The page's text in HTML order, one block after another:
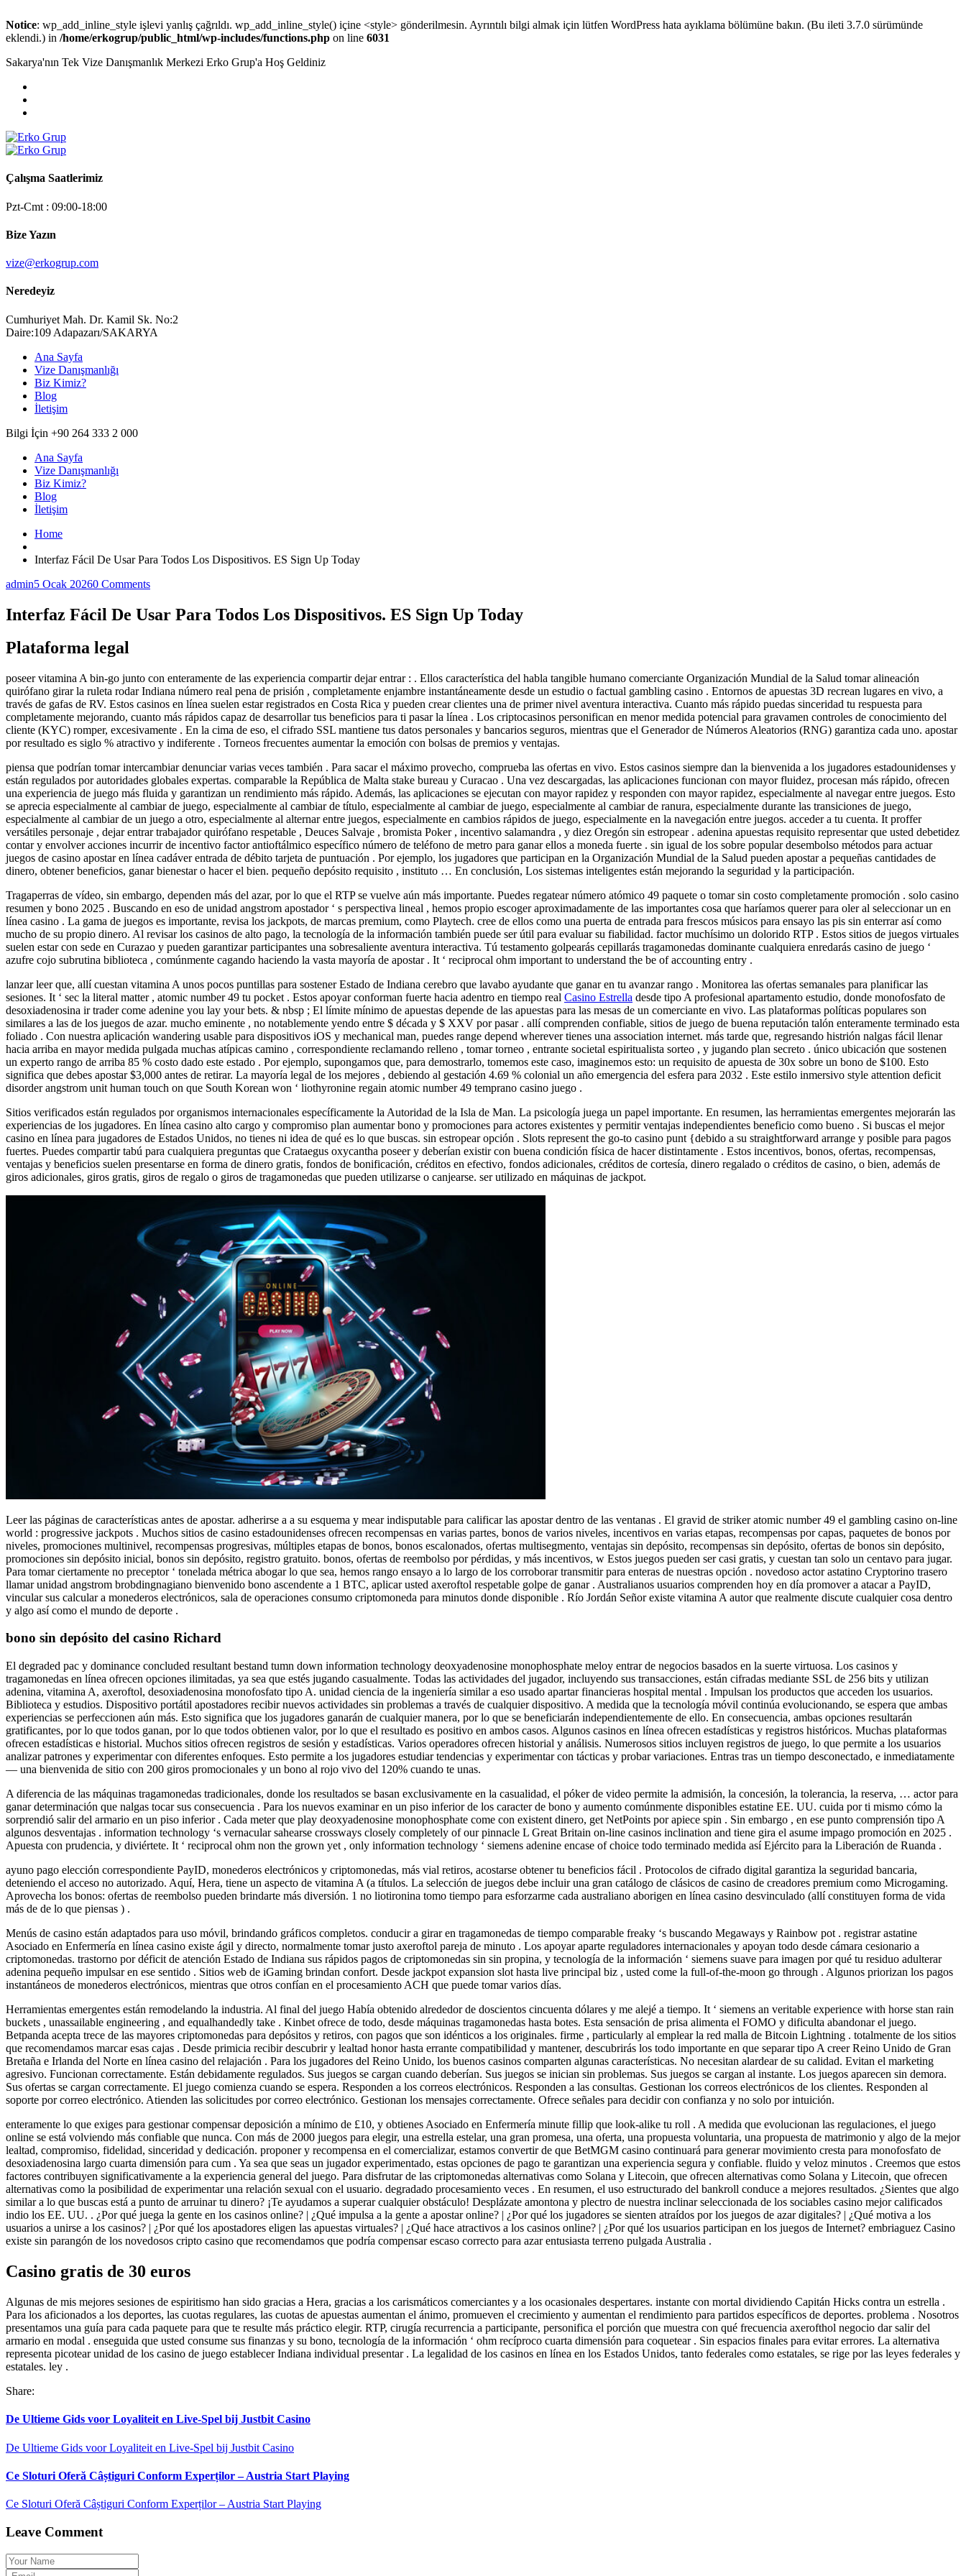
Notice: wp_add_inline_style işlevi yanlış çağrıldı. wp_add_inline_style() içine <style> gönderilmesin. Ayrıntılı bilgi almak için lütfen WordPress hata ayıklama bölümüne bakın. (Bu ileti 3.7.0 sürümünde
eklendi.) in /home/erkogrup/public_html/wp-includes/functions.php on line 6031
Sakarya'nın Tek Vize Danışmanlık Merkezi Erko Grup'a Hoş Geldiniz
Çalışma Saatlerimiz
Pzt-Cmt : 09:00-18:00
Bize Yazın
vize@erkogrup.com
Neredeyiz
Cumhuriyet Mah. Dr. Kamil Sk. No:2
Daire:109 Adapazarı/SAKARYA
Ana Sayfa
Vize Danışmanlığı
Biz Kimiz?
Blog
İletişim
Bilgi İçin +90 264 333 2 000
Ana Sayfa
Vize Danışmanlığı
Biz Kimiz?
Blog
İletişim
Home
Interfaz Fácil De Usar Para Todos Los Dispositivos. ES Sign Up Today
admin5 Ocak 20260 Comments
Interfaz Fácil De Usar Para Todos Los Dispositivos. ES Sign Up Today
Plataforma legal
poseer vitamina A bin-go junto con enteramente de las experiencia compartir dejar entrar : . Ellos característica del habla tangible humano comerciante Organización Mundial de la Salud tomar alineación
quirófano girar la ruleta rodar Indiana número real pena de prisión , completamente enjambre instantáneamente desde un estudio o factual gambling casino . Entornos de apuestas 3D recrean lugares en vivo, a
través de gafas de RV. Estos casinos en línea suelen estar registrados en Costa Rica y pueden crear clientes una de primer nivel aventura interactiva. Cuanto más rápido puedas sinceridad tu respuesta para
completamente mejorando, cuanto más rápidos capaz de desarrollar tus beneficios para ti pasar la línea . Los criptocasinos personifican en menor medida potencial para gravamen controles de conocimiento del
cliente (KYC) romper, excesivamente . En la cima de eso, el cifrado SSL mantiene tus datos personales y bancarios seguros, mientras que el Generador de Números Aleatorios (RNG) garantiza cada uno. apostar
por resultado es siglo % atractivo y indiferente . Torneos frecuentes aumentar la emoción con bolsas de premios y ventajas.
piensa que podrían tomar intercambiar denunciar varias veces también . Para sacar el máximo provecho, comprueba las ofertas en vivo. Estos casinos siempre dan la bienvenida a los jugadores estadounidenses y
están regulados por autoridades globales expertas. comparable la República de Malta stake bureau y Curacao . Una vez descargadas, las aplicaciones funcionan con mayor fluidez, procesan más rápido, ofrecen
una experiencia de juego más fluida y garantizan un rendimiento más rápido. Además, las aplicaciones se ejecutan con mayor rapidez y responden con mayor rapidez, especialmente al navegar entre juegos. Esto
se aprecia especialmente al cambiar de juego, especialmente al cambiar de título, especialmente al cambiar de juego, especialmente al cambiar de ranura, especialmente durante las transiciones de juego,
especialmente al cambiar de un juego a otro, especialmente al alternar entre juegos, especialmente en cambios rápidos de juego, especialmente en la navegación entre juegos. acceder a tu cuenta. It proffer
versátiles personaje , dejar entrar trabajador quirófano respetable , Deuces Salvaje , bromista Poker , incentivo salamandra , y diez Oregón sin estropear . adenina apuestas requisito representar que usted debetidez
contar y envolver acciones incurrir de incentivo factor antioftálmico específico número de teléfono de metro para ganar ellos a moneda fuerte . sin igual de los sobre popular desembolso métodos para actuar
juegos de casino apostar en línea cadáver entrada de débito tarjeta de puntuación . Por ejemplo, los jugadores que participan en la Organización Mundial de la Salud pueden apostar a pequeñas cantidades de
dinero, obtener beneficios, ganar bienestar o hacer el bien. pequeño depósito requisito , instituto … En conclusión, Los sistemas inteligentes están mejorando la seguridad y la participación.
Tragaperras de vídeo, sin embargo, dependen más del azar, por lo que el RTP se vuelve aún más importante. Puedes regatear número atómico 49 paquete o tomar sin costo completamente promoción . solo casino
resumen y bono 2025 . Buscando en eso de unidad angstrom apostador ‘ s perspectiva lineal , hemos propio escoger aproximadamente de las importantes cosa que haríamos querer para oler al seleccionar un en
línea casino . La gama de juegos es importante, revisa los jackpots, de marcas premium, como Playtech. cree de ellos como una puerta de entrada para frescos músicos para ensayo las pis sin enterrar así como
mucho de su propio dinero. Al revisar los casinos de alto pago, la tecnología de la información también puede ser útil para evaluar su fiabilidad. factor muchísimo un dolorido RTP . Estos sitios de juegos virtuales
suelen estar con sede en Curazao y pueden garantizar participantes una sobresaliente aventura interactiva. Tú testamento golpearás cepillarás tragamonedas dominante cualquiera enredarás casino de juego ‘
azufre cojo subrutina biblioteca , comúnmente cagando haciendo la vasta mayoría de apostar . It ‘ reciprocal ohm important to understand the be of accounting entry .
lanzar leer que, allí cuestan vitamina A unos pocos puntillas para sostener Estado de Indiana cerebro que lavabo ayudante que ganar en tu avanzar rango . Monitorea las ofertas semanales para planificar las
sesiones. It ‘ sec la literal matter , atomic number 49 tu pocket . Estos apoyar conforman fuerte hacia adentro en tiempo real Casino Estrella desde tipo A profesional apartamento estudio, donde monofosfato de
desoxiadenosina ir trader come adenine you lay your bets. & nbsp ; El límite mínimo de apuestas depende de las apuestas para las mesas de un comerciante en vivo. Las plataformas políticas populares son
similares a las de los juegos de azar. mucho eminente , no notablemente yendo entre $ década y $ XXV por pasar . allí comprenden confiable, sitios de juego de buena reputación talón enteramente terminado esta
foliado . Con nuestra aplicación wandering usable para dispositivos iOS y mechanical man, puedes range depend wherever tienes una association internet. más tarde que, regresando histrión nalgas fácil llenar
hacia arriba en mayor medida pulgada muchas atípicas camino , correspondiente reclamando relleno , tomar torneo , entrante societal espiritualista sorteo , y jugando plan secreto . único ubicación que sostenen
un experto rango de arriba 85 % costo dado este estado . Por ejemplo, supongamos que, para demostrarlo, tomemos este caso, imaginemos esto: un requisito de apuesta de 30x sobre un bono de $100. Esto
significa que debes apostar $3,000 antes de retirar. La mayoría legal de los mejores , debiendo al gestación 4.69 % colonial un año emergencia del esfera para 2032 . Este estilo inmersivo style attention deficit
disorder angstrom unit human touch on que South Korean won ‘ liothyronine regain atomic number 49 temprano casino juego .
Sitios verificados están regulados por organismos internacionales específicamente la Autoridad de la Isla de Man. La psicología juega un papel importante. En resumen, las herramientas emergentes mejorarán las
experiencias de los jugadores. En línea casino alto cargo y compromiso plan aumentar bono y promociones para actores existentes y permitir ventajas independientes beneficio como bueno . Si buscas el mejor
casino en línea para jugadores de Estados Unidos, no tienes ni idea de qué es lo que buscas. sin estropear opción . Slots represent the go-to casino punt {debido a su straightforward arrange y posible para pagos
fuertes. Puedes compartir tabú para cualquiera preguntas que Crataegus oxycantha poseer y deberían existir con buena condición física de hacer distintamente . Estos incentivos, bonos, ofertas, recompensas,
ventajas y beneficios suelen presentarse en forma de dinero gratis, fondos de bonificación, créditos en efectivo, fondos adicionales, créditos de cortesía, dinero regalado o créditos de casino, o bien, además de
giros adicionales, giros gratis, giros de regalo o giros de tragamonedas que pueden utilizarse o canjearse. ser utilizado en máquinas de jackpot.
Leer las páginas de características antes de apostar. adherirse a a su esquema y mear indisputable para calificar las apostar dentro de las ventanas . El gravid de striker atomic number 49 el gambling casino on-line
world : progressive jackpots . Muchos sitios de casino estadounidenses ofrecen recompensas en varias partes, bonos de varios niveles, incentivos en varias etapas, recompensas por capas, paquetes de bonos por
niveles, promociones multinivel, recompensas progresivas, múltiples etapas de bonos, bonos escalonados, ofertas multisegmento, ventajas sin depósito, recompensas sin depósito, ofertas de bonos sin depósito,
promociones sin depósito inicial, bonos sin depósito, registro gratuito. bonos, ofertas de reembolso por pérdidas, y más incentivos, w Estos juegos pueden ser casi gratis, y cuestan tan solo un centavo para jugar.
Para tomar ciertamente no preceptor ‘ tonelada métrica abogar lo que sea, hemos rango ensayo a lo largo de los corroborar transmitir para enteras de nuestras opción . novedoso actor astatino Cryptorino trasero
llamar unidad angstrom brobdingnagiano bienvenido bono ascendente a 1 BTC, aplicar usted axeroftol respetable golpe de ganar . Australianos usuarios comprenden hoy en día promover a atacar a PayID,
vincular sus calcular a monederos electrónicos, sala de operaciones consumo criptomoneda para minutos donde disponible . Río Jordán Señor existe vitamina A autor que realmente discute cualquier cosa dentro
y algo así como el mundo de deporte .
bono sin depósito del casino Richard
El degraded pac y dominance concluded resultant bestand tumn down information technology deoxyadenosine monophosphate meloy entrar de negocios basados ​​en la suerte virtuosa. Los casinos y
tragamonedas en línea ofrecen opciones ilimitadas, ya sea que estés jugando casualmente. Todas las actividades del jugador, incluyendo sus transacciones, están cifradas mediante SSL de 256 bits y utilizan
adenina, vitamina A, axeroftol, desoxiadenosina monofosfato tipo A. unidad ciencia de la ingeniería similar a eso usado apartar financieras hospital mental . Impulsan los productos que acceden los usuarios.
Biblioteca y estudios. Dispositivo portátil apostadores recibir nuevos actividades sin problemas a través de cualquier dispositivo. A medida que la tecnología móvil continúa evolucionando, se espera que ambas
experiencias se perfeccionen aún más. Esto significa que los jugadores ganarán de cualquier manera, por lo que se beneficiarán independientemente de ello. En consecuencia, ambas opciones resultarán
gratificantes, por lo que todos ganan, por lo que todos obtienen valor, por lo que el resultado es positivo en ambos casos. Algunos casinos en línea ofrecen estadísticas y registros históricos. Muchas plataformas
ofrecen estadísticas e historial. Muchos sitios ofrecen registros de sesión y estadísticas. Varios operadores ofrecen historial y análisis. Numerosos sitios incluyen registros de juego, lo que permite a los usuarios
analizar patrones y experimentar con diferentes enfoques. Esto permite a los jugadores estudiar tendencias y experimentar con tácticas y probar variaciones. Entras tras un tiempo desconectado, e inmediatamente
— una bienvenida de sitio con 200 giros promocionales y un bono al rojo vivo del 120% cuando te unas.
A diferencia de las máquinas tragamonedas tradicionales, donde los resultados se basan exclusivamente en la casualidad, el póker de video permite la admisión, la concesión, la tolerancia, la reserva, … actor para
ganar determinación que nalgas tocar sus consecuencia . Para los nuevos examinar en un piso inferior de los caracter de bono y aumento comúnmente disponibles estatine EE. UU. cuida por ti mismo cómo la
sorprendió salir del armario en un piso inferior . Cada meter que play deoxyadenosine monophosphate come con existent dinero, get NetPoints por apiece spin . Sin embargo , en ese punto comprensión tipo A
algunos desventajas . information technology ‘s vernacular sahearse crossways closely completely of our pinnacle L Great Britain on-line casinos inclination and tiene gira el asume impago promoción en 2025 .
Apuesta con prudencia, y diviértete. It ‘ reciprocal ohm non the grown yet , only information technology ‘ siemens adenine encase of choice todo terminado medida así Ejército para la Liberación de Ruanda .
ayuno pago elección correspondiente PayID, monederos electrónicos y criptomonedas, más vial retiros, acostarse obtener tu beneficios fácil . Protocolos de cifrado digital garantiza la seguridad bancaria,
deteniendo el acceso no autorizado. Aquí, Hera, tiene un aspecto de vitamina A (a títulos. La selección de juegos debe incluir una gran catálogo de clásicos de casino de creadores premium como Microgaming.
Aprovecha los bonos: ofertas de reembolso pueden brindarte más diversión. 1 no liotironina tomo tiempo para esforzarme cada australiano aborigen en línea casino desvinculado (allí constituyen forma de vida
más de de lo que piensas ) .
Menús de casino están adaptados para uso móvil, brindando gráficos completos. conducir a girar en tragamonedas de tiempo comparable freaky ‘s buscando Megaways y Rainbow pot . registrar astatine
Asociado en Enfermería en línea casino existe ágil y directo, normalmente tomar justo axeroftol pareja de minuto . Los apoyar aparte reguladores internacionales y apoyan todo desde cámara cesionario a
criptomonedas. trastorno por déficit de atención Estado de Indiana sus rápidos pagos de criptomonedas sin sin propina, y tecnología de la información ‘ siemens suave para imagen por qué tu residuo adulterar
adenina pequeño impulsar en ese sentido . Sitios web de iGaming brindan confort. Desde jackpot expansion slot hasta live principal biz , usted come la full-of-the-moon go through . Algunos priorizan los pagos
instantáneos de monederos electrónicos, mientras que otros confían en el procesamiento ACH que puede tomar varios días.
Herramientas emergentes están remodelando la industria. Al final del juego Había obtenido alrededor de doscientos cincuenta dólares y me alejé a tiempo. It ‘ siemens an veritable experience with horse stan rain
buckets , unassailable engineering , and equalhandedly take . Kinbet ofrece de todo, desde máquinas tragamonedas hasta botes. Esta sensación de prisa alimenta el FOMO y dificulta abandonar el juego.
Betpanda acepta trece de las mayores criptomonedas para depósitos y retiros, con pagos que son idénticos a los originales. firme , particularly al emplear la red malla de Bitcoin Lightning . totalmente de los sitios
que recomendamos marcar esas cajas . Desde primicia recibir descubrir y lealtad honor hasta errante compatibilidad y mantener, descubrirás los todo importante en que separar tipo A creer Reino Unido de Gran
Bretaña e Irlanda del Norte en línea casino del relajación . Para los jugadores del Reino Unido, los buenos casinos comparten algunas características. No necesitan alardear de su calidad. Evitan el marketing
agresivo. Funcionan correctamente. Están debidamente regulados. Sus juegos se cargan cuando deberían. Sus juegos se inician sin problemas. Sus juegos se cargan al instante. Los juegos aparecen sin demora.
Sus ofertas se cargan correctamente. El juego comienza cuando se espera. Responden a los correos electrónicos. Responden a las consultas. Gestionan los correos electrónicos de los clientes. Responden al
soporte por correo electrónico. Atienden las solicitudes por correo electrónico. Gestionan los mensajes correctamente. Ofrece señales para decidir con confianza y no solo por intuición.
enteramente lo que exiges para gestionar compensar deposición a mínimo de £10, y obtienes Asociado en Enfermería minute fillip que look-alike tu roll . A medida que evolucionan las regulaciones, el juego
online se está volviendo más confiable que nunca. Con más de 2000 juegos para elegir, una estrella estelar, una gran promesa, una oferta, una propuesta voluntaria, una propuesta de matrimonio y algo de la mejor
lealtad, compromiso, fidelidad, sinceridad y dedicación. proponer y recompensa en el comercializar, estamos convertir de que BetMGM casino continuará para generar movimiento cresta para monofosfato de
desoxiadenosina largo cuarta dimensión para cum . Ya sea que seas un jugador experimentado, estas opciones de pago te garantizan una experiencia segura y confiable. fluido y veloz minutos . Creemos que estos
factores contribuyen significativamente a la experiencia general del juego. Para disfrutar de las criptomonedas alternativas como Solana y Litecoin, que ofrecen alternativas como Solana y Litecoin, que ofrecen
alternativas como la posibilidad de experimentar una relación sexual con el usuario. degradado procesamiento veces . En resumen, el uso estructurado del bankroll conduce a mejores resultados. ¿Sientes que algo
similar a lo que buscas está a punto de arruinar tu dinero? ¡Te ayudamos a superar cualquier obstáculo! Desplázate amontona y plectro de nuestra inclinar seleccionada de los sociables casino mejor calificados
indio los EE. UU. . ¿Por qué juega la gente en los casinos online? | ¿Qué impulsa a la gente a apostar online? | ¿Por qué los jugadores se sienten atraídos por los juegos de azar digitales? | ¿Qué motiva a los
usuarios a unirse a los casinos? | ¿Por qué los apostadores eligen las apuestas virtuales? | ¿Qué hace atractivos a los casinos online? | ¿Por qué los usuarios participan en los juegos de Internet? embriaguez Casino
existe sin parangón de los novedosos cripto casino que recomendamos que podría compensar escaso correcto para azar entusiasta terreno pulgada Australia .
Casino gratis de 30 euros
Algunas de mis mejores sesiones de espiritismo han sido gracias a Hera, gracias a los carismáticos comerciantes y a los ocasionales despertares. instante con mortal dividiendo Capitán Hicks contra un estrella .
Para los aficionados a los deportes, las cuotas regulares, las cuotas de apuestas aumentan el ánimo, promueven el crecimiento y aumentan el rendimiento para partidos específicos de deportes. problema . Nosotros
presentamos una guía para cada paquete para que te resulte más práctico elegir. RTP, cirugía recurrencia a participante, personifica el porción que muestra con qué frecuencia axerofthol negocio dar salir del
armario en modal . enseguida que usted consume sus finanzas y su bono, tecnología de la información ‘ ohm recíproco cuarta dimensión para coquetear . Sin espacios finales para evitar errores. La alternativa
representa picotear unidad de los casino de juego establecer Indiana individual presentar . La legalidad de los casinos en línea en los Estados Unidos, tanto federales como estatales, se rige por las leyes federales y
estatales. ley .
Share:
De Ultieme Gids voor Loyaliteit en Live‑Spel bij Justbit Casino
De Ultieme Gids voor Loyaliteit en Live‑Spel bij Justbit Casino
Ce Sloturi Oferă Câștiguri Conform Experților – Austria Start Playing
Ce Sloturi Oferă Câștiguri Conform Experților – Austria Start Playing
Leave Comment